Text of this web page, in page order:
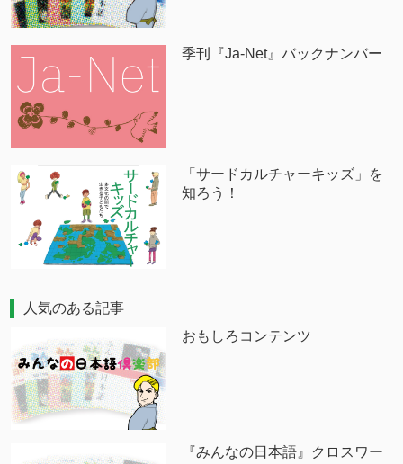
季刊『Ja-Net』バックナンバー
「サードカルチャーキッズ」を
知ろう！
人気のある記事
おもしろコンテンツ
『みんなの日本語』クロスワー